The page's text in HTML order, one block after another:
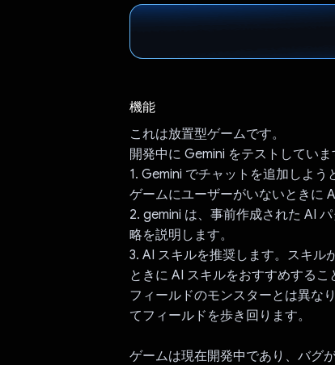
機能
これは放置型ゲームです。
開発中に Gemini をテストしていま
1. Gemini でチャットを追加しよう
ゲームにユーザーがいないときに
2. gemini は、事前作成された AI
略を説明します。
3. AI スキルを推奨します。スキル
ときに AI スキルをおすすめするこ
フィールドのモンスターとは異な
てフィールドを歩き回ります。
ゲームは現在開発中であり、バグ